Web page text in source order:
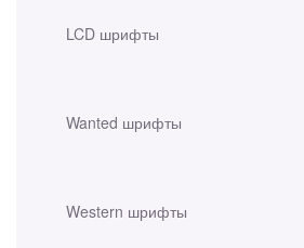
LCD шрифты
Wanted шрифты
Western шрифты